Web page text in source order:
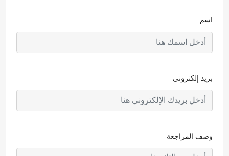
اسم
بريد إلكتروني
وصف المراجعة